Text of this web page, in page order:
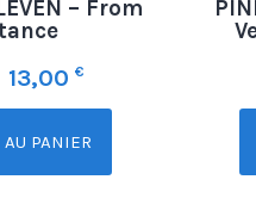
– From
13,00€
AU PANIER